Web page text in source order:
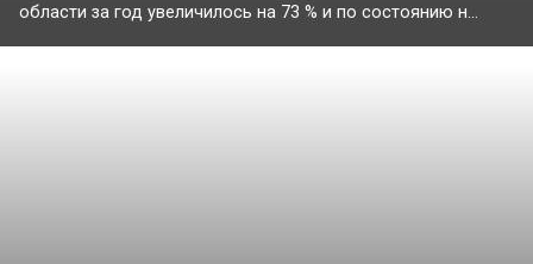
области за год увеличилось на 73 % и по состоянию н...